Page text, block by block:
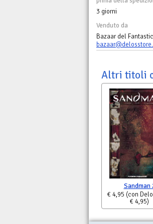
3 giorni
Venduto da
Bazaar del
Altri titoli
Sandman
€ 4,95 (con
€ 4,95)